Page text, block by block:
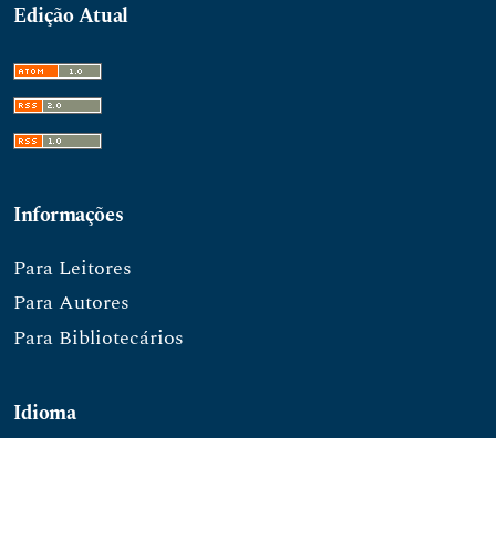
Edição Atual
Informações
Para Leitores
Para Autores
Para Bibliotecários
Idioma